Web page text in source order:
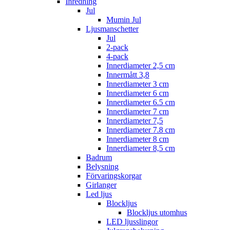
Jul
Mumin Jul
Ljusmanschetter
Jul
2-pack
4-pack
Innerdiameter 2,5 cm
Innermått 3,8
Innerdiameter 3 cm
Innerdiameter 6 cm
Innerdiameter 6.5 cm
Innerdiameter 7 cm
Innerdiameter 7,5
Innerdiameter 7.8 cm
Innerdiameter 8 cm
Innerdiameter 8,5 cm
Badrum
Belysning
Förvaringskorgar
Girlanger
Led ljus
Blockljus
Blockljus utomhus
LED ljusslingor